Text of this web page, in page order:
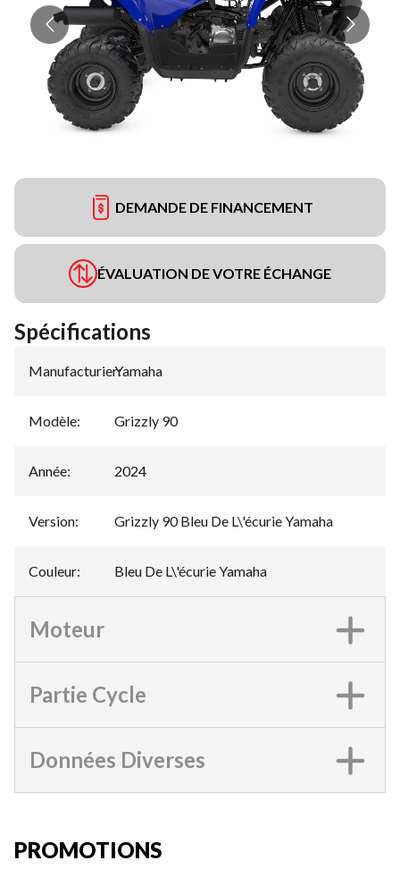
DEMANDE DE FINANCEMENT
ÉVALUATION DE VOTRE ÉCHANGE
Spécifications
Manufacturier:
Yamaha
Modèle: Grizzly 90
Année: 2024
Version: Grizzly 90 Bleu De L\'écurie Yamaha
Couleur: Bleu De L\'écurie Yamaha
Moteur
Partie Cycle
Données Diverses
PROMOTIONS